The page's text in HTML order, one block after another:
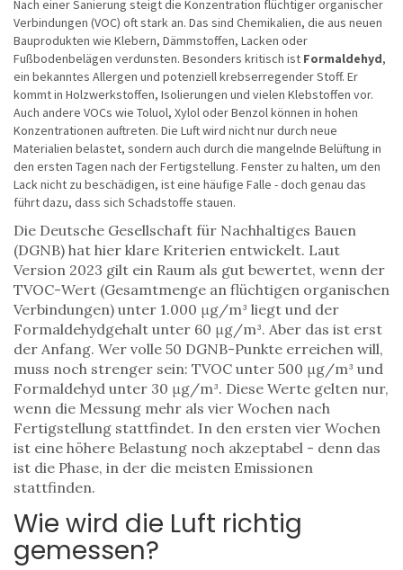
Nach einer Sanierung steigt die Konzentration flüchtiger organischer
Verbindungen (VOC) oft stark an. Das sind Chemikalien, die aus neuen
Bauprodukten wie Klebern, Dämmstoffen, Lacken oder
Fußbodenbelägen verdunsten. Besonders kritisch ist Formaldehyd,
ein bekanntes Allergen und potenziell krebserregender Stoff. Er
kommt in Holzwerkstoffen, Isolierungen und vielen Klebstoffen vor.
Auch andere VOCs wie Toluol, Xylol oder Benzol können in hohen
Konzentrationen auftreten. Die Luft wird nicht nur durch neue
Materialien belastet, sondern auch durch die mangelnde Belüftung in
den ersten Tagen nach der Fertigstellung. Fenster zu halten, um den
Lack nicht zu beschädigen, ist eine häufige Falle - doch genau das
führt dazu, dass sich Schadstoffe stauen.
Die Deutsche Gesellschaft für Nachhaltiges Bauen
(DGNB) hat hier klare Kriterien entwickelt. Laut
Version 2023 gilt ein Raum als gut bewertet, wenn der
TVOC-Wert (Gesamtmenge an flüchtigen organischen
Verbindungen) unter 1.000 μg/m³ liegt und der
Formaldehydgehalt unter 60 μg/m³. Aber das ist erst
der Anfang. Wer volle 50 DGNB-Punkte erreichen will,
muss noch strenger sein: TVOC unter 500 μg/m³ und
Formaldehyd unter 30 μg/m³. Diese Werte gelten nur,
wenn die Messung mehr als vier Wochen nach
Fertigstellung stattfindet. In den ersten vier Wochen
ist eine höhere Belastung noch akzeptabel - denn das
ist die Phase, in der die meisten Emissionen
stattfinden.
Wie wird die Luft richtig
gemessen?